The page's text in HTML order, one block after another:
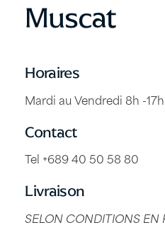
Muscat
Horaires
Mardi au Vendredi 8h -
Contact
Tel +689 40 50 58 80
Livraison
SELON CONDITIONS EN